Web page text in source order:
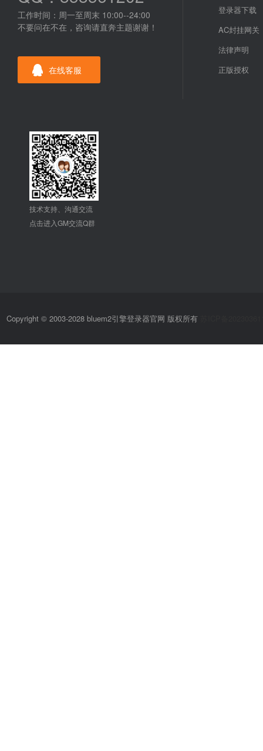
工作时间：周一至周末 10:00--24:00
不要问在不在，咨询请直奔主题谢谢！
在线客服
登录器下载
AC封挂网关
法律声明
正版授权
技术支持、沟通交流
点击进入GM交流Q群
Copyright © 2003-2028 bluem2引擎登录器官网 版权所有